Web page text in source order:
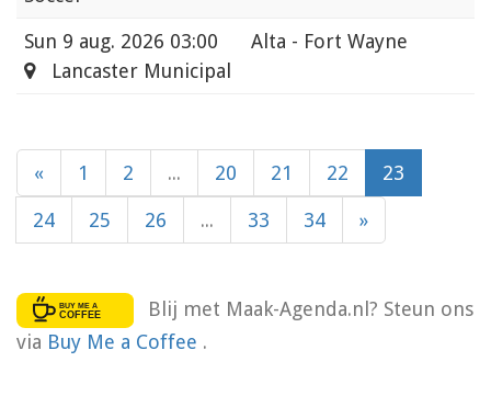
Sun 9 aug. 2026 03:00
Alta - Fort Wayne
Lancaster Municipal
« 1 2 ... 20 21 22 23
24 25 26 ... 33 34 »
Blij met Maak-Agenda.nl? Steun ons
via Buy Me a Coffee .